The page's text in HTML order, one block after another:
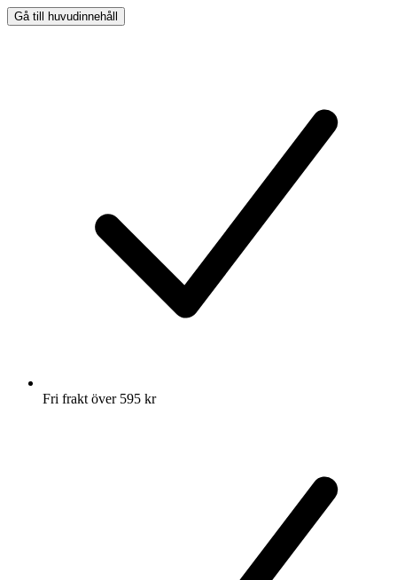
Gå till huvudinnehåll
Fri frakt över 595 kr